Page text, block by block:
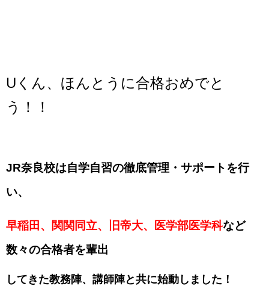
Uくん、ほんとうに合格おめでと
う！！
JR奈良校は自学自習の徹底管理・サポートを行
い、
早稲田、関関同立、旧帝大、医学部医学科など
数々の合格者を輩出
してきた教務陣、講師陣と共に始動しました！